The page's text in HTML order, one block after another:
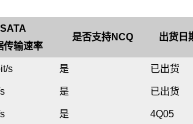
SATA
传输速率
是否支持NCQ 出货日
s 是 已出货
是 已出货
是 4Q05